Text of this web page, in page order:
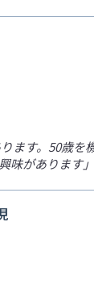
す。50歳を
味があります」